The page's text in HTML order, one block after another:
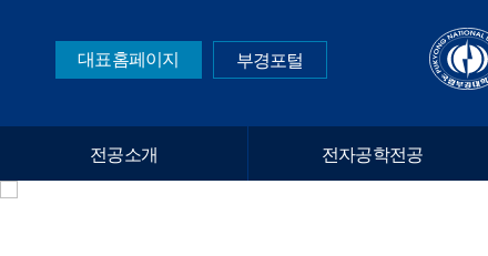
대표홈페이지 부경포털
전공소개 전자공학전공